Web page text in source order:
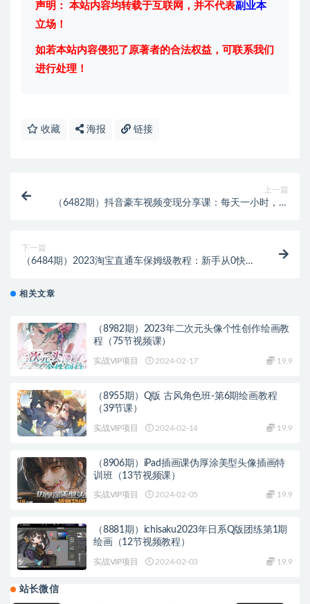
声明： 本站内容均转载于互联网，并不代表副业本
立场！
如若本站内容侵犯了原著者的合法权益，可联系我们
进行处理！
收藏 海报 链接
上一篇
（6482期）抖音豪车视频变现分享课：每天一小时，月
下一篇
（6484期）2023淘宝直通车保姆级教程：新手从0快速
相关文章
（8982期）2023年二次元头像个性创作绘画教
程（75节视频课）
实战VIP项目 2024-02-17 19.9
（8955期）Q版 古风角色班-第6期绘画教程
（39节课）
实战VIP项目 2024-02-14 19.9
（8906期）iPad插画课伪厚涂美型头像插画特
训班（13节视频课）
实战VIP项目 2024-02-05 19.9
（8881期）ichisaku2023年日系Q版团练第1期
绘画（12节视频教程）
实战VIP项目 2024-02-03 19.9
站长微信